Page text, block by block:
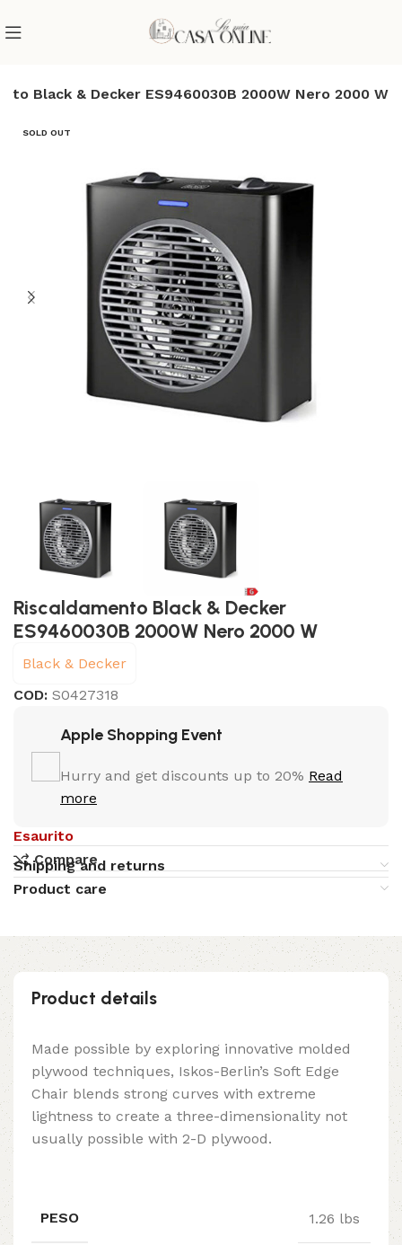
Black & Decker ES9460030B 2000W Nero 2000 W
SOLD OUT
Riscaldamento Black & Decker
ES9460030B 2000W Nero 2000 W
Black & Decker
COD:S0427318
Apple Shopping Event
Hurry and get discounts up to 20% Read
more
Esaurito
Compare
Shipping and returns
Product care
Product details
Made possible by exploring innovative molded
plywood techniques, Iskos-Berlin’s Soft Edge
Chair blends strong curves with extreme
lightness to create a three-dimensionality not
usually possible with 2-D plywood.
PESO 1.26 lbs